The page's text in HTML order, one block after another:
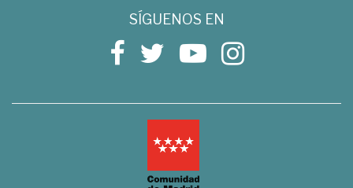
SÍGUENOS EN